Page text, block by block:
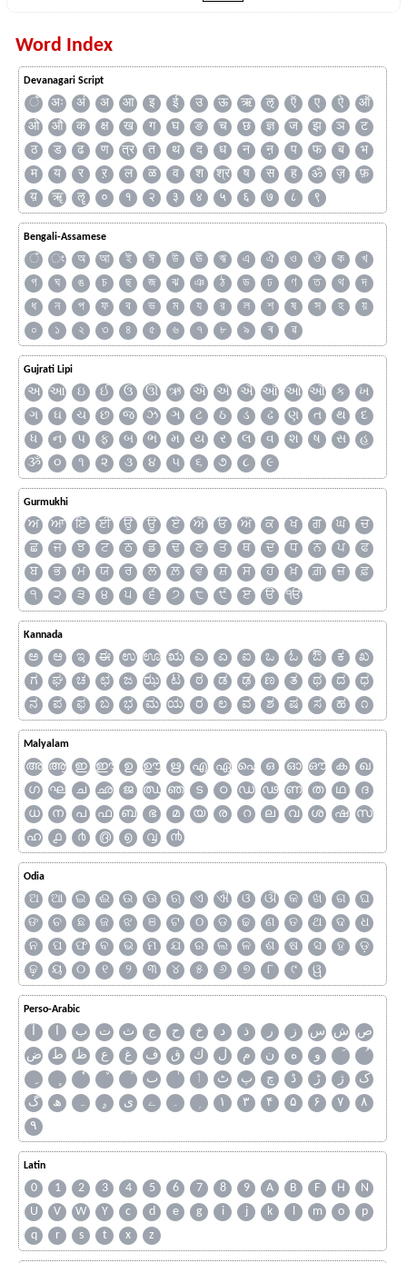
Word Index
Devanagari Script
ँ अः अं अ आ इ ई उ ऊ ऋ ऌ ऍ ए ऐ
ऑ
ओ
औ क क्ष ख ग घ ङ च छ ज्ञ ज झ ञ
ट
ठ
ड ढ ण त्र त थ द ध न ऩ प फ ब
भ
म
य र ऱ ल ळ व श श्र ष स ह ॐ ज़
फ़
य़
ॠ ॡ ० १ २ ३ ४ ५ ६ ७ ८ ९
Bengali-Assamese
ঁ ং অ আ ই ঈ উ ঊ ঋ এ ঐ ও ঔ ক
খ
গ
ঘ ঙ চ ছ জ ঝ ঞ ঠ ড ঢ ণ ত থ
দ
ধ
ন প ফ ব ভ ম য র ল শ ষ স হ
য়
০
১ ২ ৩ ৪ ৫ ৬ ৭ ৮ ৯ ৰ ৱ
Gujrati Lipi
અ આ ઇ ઈ ઉ ઊ ઋ ઍ એ ઐ ઑ ઓ ઔ ક
ખ
ગ
ઘ ચ છ જ ઝ ઞ ટ ઠ ડ ઢ ણ ત થ
દ
ધ
ન પ ફ બ ભ મ ય ર લ વ શ ષ સ
હ
ૐ
૦ ૧ ૨ ૩ ૪ ૫ ૬ ૭ ૮ ૯
Gurmukhi
ਅ ਆ ਇ ਈ ਉ ਊ ਏ ਐ ਓ ਔ ਕ ਖ ਗ ਘ
ਚ
ਛ
ਜ ਝ ਟ ਠ ਡ ਢ ਣ ਤ ਥ ਦ ਧ ਨ ਪ
ਫ
ਬ
ਭ ਮ ਯ ਰ ਲ ਲ਼ ਵ ਸ਼ ਸ ਹ ਖ਼ ਗ਼ ਜ਼
ਫ਼
੧
੨ ੩ ੪ ੫ ੬ ੭ ੮ ੯ ੲ ੳ ੴ
Kannada
ಅ ಆ ಇ ಈ ಉ ಊ ಋ ಎ ಏ ಐ ಒ ಓ ಔ ಕ
ಖ
ಗ
ಘ ಚ ಛ ಜ ಝ ಟ ಠ ಡ ಢ ಣ ತ ಥ ದ
ಧ
ನ
ಪ ಫ ಬ ಭ ಮ ಯ ರ ಲ ವ ಶ ಷ ಸ ಹ ೧
Malyalam
അ ആ ഇ ഈ ഉ ഊ ഋ എ ഏ ഐ ഒ ഓ ഔ ക
ഖ
ഗ
ഘ ച ഛ ജ ഝ ഞ ട ഠ ഡ ഢ ണ ത ഥ
ദ
ധ
ന പ ഫ ബ ഭ മ യ ര റ ല വ ശ ഷ
സ
ഹ
൧ ൪ ൫ ൭ ൮ ൯
Odia
ଅ ଆ ଇ ଈ ଉ ଊ ଋ ଏ ଐ ଓ ଔ କ ଖ ଗ
ଘ
ଙ
ଚ ଛ ଜ ଝ ଞ ଟ ଠ ଡ ଢ ଣ ତ ଥ ଦ
ଧ
ନ
ପ ଫ ବ ଭ ମ ଯ ର ଲ ଳ ଶ ଷ ସ ହ
ଡ଼
ଢ଼
ୟ ୦ ୧ ୨ ୩ ୪ ୫ ୬ ୭ ୮ ୯ ୱ
Perso-Arabic
آ ا ب ت ث ج ح خ د ذ ر ز س ش ص
ض
ط ظ ع غ ف ق ك ل م ن ه
و
ٮ
ٲ ٹ پ چ ڈ ڑ ژ
ک
گ
ھ ہ ۄ ی ے ۔ ۱ ۳ ۴ ۵ ۶ ۷
۸
۹
Latin
0 1 2 3 4 5 6 7 8 9 A B F H
N
U
V W Y c d e g i j k l m o
p
q
r s t x z